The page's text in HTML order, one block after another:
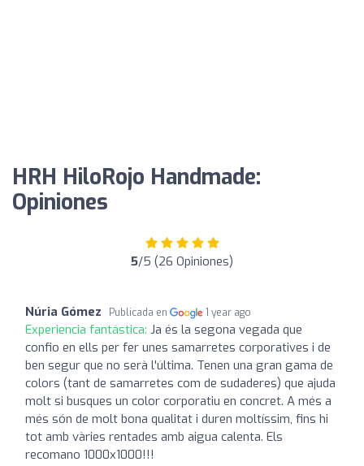
HRH HiloRojo Handmade:
Opiniones
5/5 (26 Opiniones)
Núria Gómez Publicada en 1 year ago
Experiencia fantástica: Ja és la segona vegada que
confio en ells per fer unes samarretes corporatives i de
ben segur que no serà l'última. Tenen una gran gama de
colors (tant de samarretes com de sudaderes) que ajuda
molt si busques un color corporatiu en concret. A més a
més són de molt bona qualitat i duren moltíssim, fins hi
tot amb vàries rentades amb aigua calenta. Els
recomano 1000x1000!!!